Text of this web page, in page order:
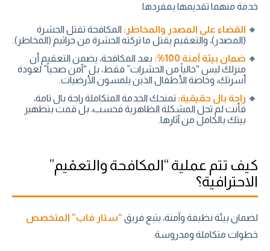
خدمة منهما تقديمها بمفردها.
القضاء على المصدر والمخاطر: المكافحة تقتل الحشرة
(المصدر)، والتعقيم يقتل ما تركته الحشرة من جراثيم (المخاطر).
ضمان بيئة آمنة 100%:
بعد المكافحة، يضمن التعقيم أن
منزلك ليس “خالياً من الحشرات” فقط، بل “آمن صحياً” لعودة
أسرتك، وخاصة الأطفال الذين يلمسون الأرضيات.
راحة بال حقيقية: تمنحك الخدمة المتكاملة راحة بال تامة،
فأنت لم تحل المشكلة الظاهرية فحسب، بل قمت بتطهير
بيتك بالكامل من آثارها.
كيف تتم عملية “المكافحة والتعقيم”
الاحترافية؟
لضمان بيئة نظيفة وآمنة، يتبع فريق “ستار فاب” المتخصص
خطوات متكاملة ومدروسة: